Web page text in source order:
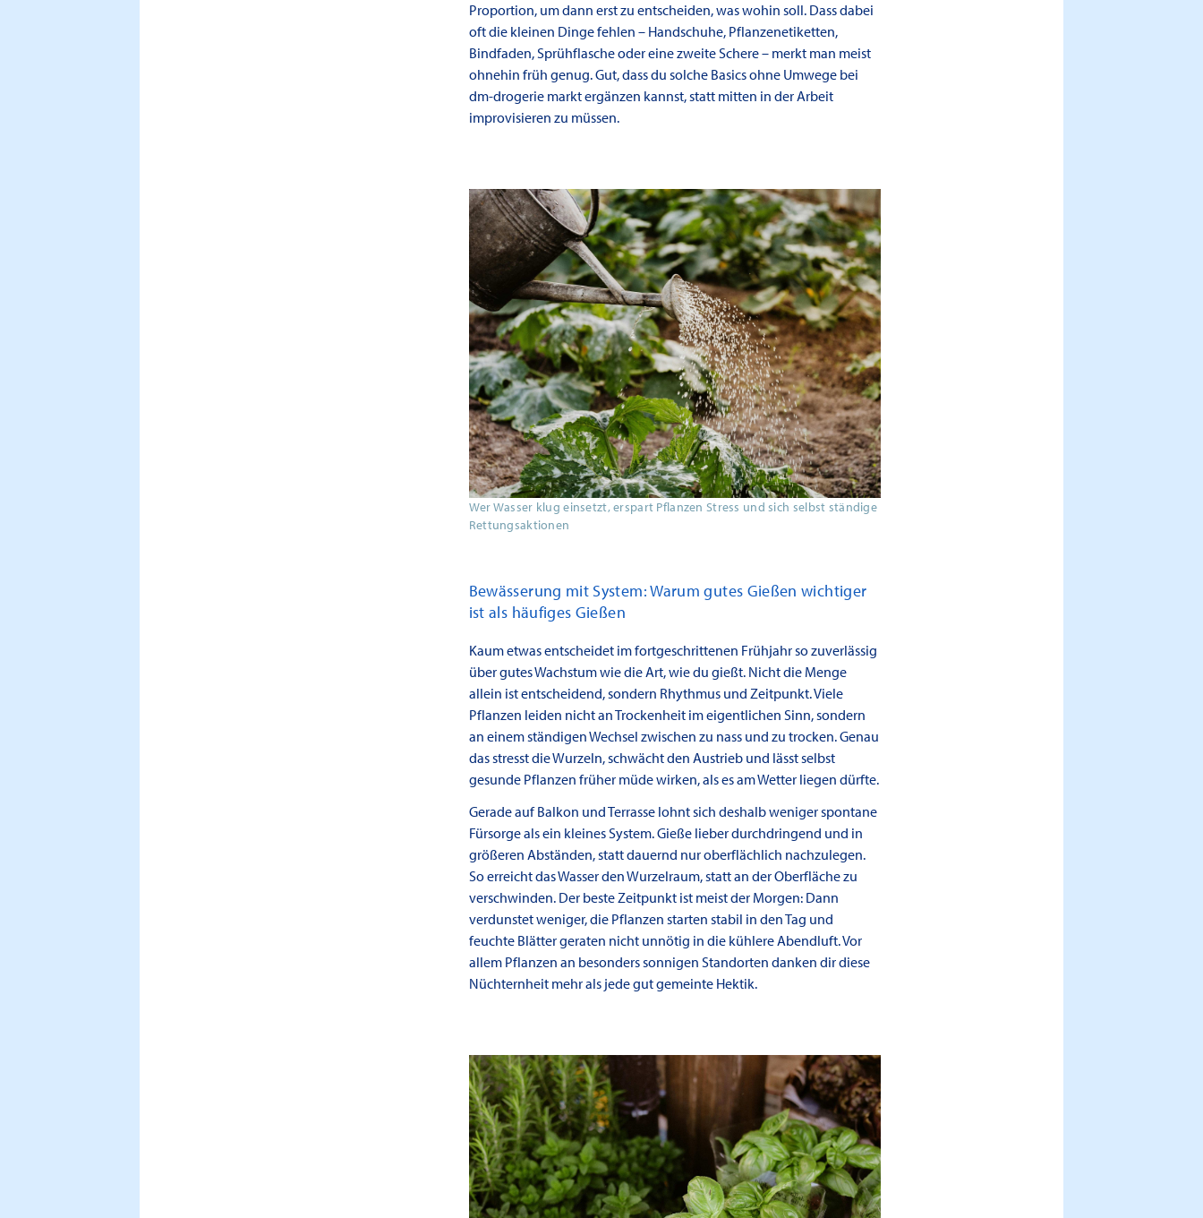
Proportion, um dann erst zu entscheiden, was wohin soll. Dass dabei
oft die kleinen Dinge fehlen – Handschuhe, Pflanzenetiketten,
Bindfaden, Sprühflasche oder eine zweite Schere – merkt man meist
ohnehin früh genug. Gut, dass du solche Basics ohne Umwege bei
dm-drogerie markt ergänzen kannst, statt mitten in der Arbeit
improvisieren zu müssen.
Wer Wasser klug einsetzt, erspart Pflanzen Stress und sich selbst ständige
Rettungsaktionen
Bewässerung mit System: Warum gutes Gießen wichtiger
ist als häufiges Gießen
Kaum etwas entscheidet im fortgeschrittenen Frühjahr so zuverlässig
über gutes Wachstum wie die Art, wie du gießt. Nicht die Menge
allein ist entscheidend, sondern Rhythmus und Zeitpunkt. Viele
Pflanzen leiden nicht an Trockenheit im eigentlichen Sinn, sondern
an einem ständigen Wechsel zwischen zu nass und zu trocken. Genau
das stresst die Wurzeln, schwächt den Austrieb und lässt selbst
gesunde Pflanzen früher müde wirken, als es am Wetter liegen dürfte.
Gerade auf Balkon und Terrasse lohnt sich deshalb weniger spontane
Fürsorge als ein kleines System. Gieße lieber durchdringend und in
größeren Abständen, statt dauernd nur oberflächlich nachzulegen.
So erreicht das Wasser den Wurzelraum, statt an der Oberfläche zu
verschwinden. Der beste Zeitpunkt ist meist der Morgen: Dann
verdunstet weniger, die Pflanzen starten stabil in den Tag und
feuchte Blätter geraten nicht unnötig in die kühlere Abendluft. Vor
allem Pflanzen an besonders sonnigen Standorten danken dir diese
Nüchternheit mehr als jede gut gemeinte Hektik.